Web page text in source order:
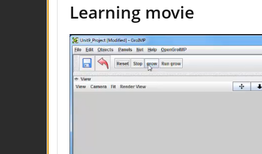
Learning movie
Video
Player